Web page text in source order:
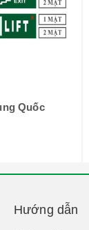
Quốc
Hướng dẫn